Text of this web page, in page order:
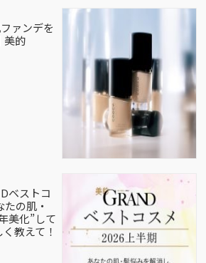
ァンデを
美的
ベストコ
の肌・
美化”して
教えて！